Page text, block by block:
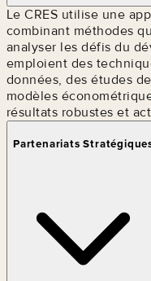
Le CRES utilise une
combinant méthodes
analyser les défis du
emploient des
données, des études
modèles
résultats robustes et
Partenariats